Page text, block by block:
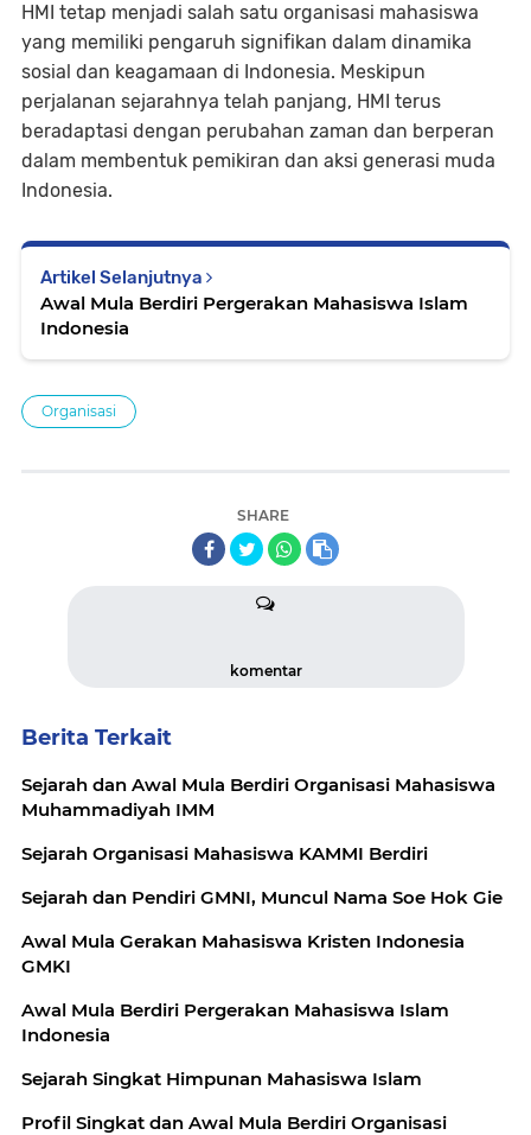
HMI tetap menjadi salah satu organisasi mahasiswa
yang memiliki pengaruh signifikan dalam dinamika
sosial dan keagamaan di Indonesia. Meskipun
perjalanan sejarahnya telah panjang, HMI terus
beradaptasi dengan perubahan zaman dan berperan
dalam membentuk pemikiran dan aksi generasi muda
Indonesia.
Artikel Selanjutnya
Awal Mula Berdiri Pergerakan Mahasiswa Islam
Indonesia
Organisasi
SHARE
komentar
Berita Terkait
Sejarah dan Awal Mula Berdiri Organisasi Mahasiswa
Muhammadiyah IMM
Sejarah Organisasi Mahasiswa KAMMI Berdiri
Sejarah dan Pendiri GMNI, Muncul Nama Soe Hok Gie
Awal Mula Gerakan Mahasiswa Kristen Indonesia
GMKI
Awal Mula Berdiri Pergerakan Mahasiswa Islam
Indonesia
Sejarah Singkat Himpunan Mahasiswa Islam
Profil Singkat dan Awal Mula Berdiri Organisasi